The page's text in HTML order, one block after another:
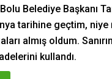
Belediye Başkanı
tarihine geçtim, niye
almış oldum.
kullandı.